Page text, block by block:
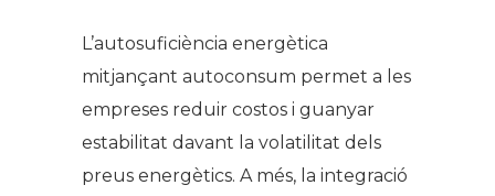
L’autosuficiència energètica
mitjançant autoconsum permet a les
empreses reduir costos i guanyar
estabilitat davant la volatilitat dels
preus energètics. A més, la integració